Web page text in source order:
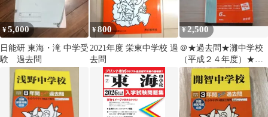
¥5,000
日能研 東海・滝 中学受
験 過去問
¥800
2021年度 栄東中学校 過
去問
¥2,500
＠★過去問★灘中学校
（平成２４年度）★送
料込み★